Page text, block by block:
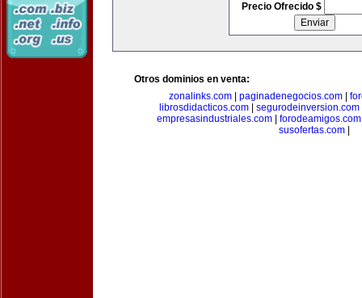
Precio Ofrecido $
Otros dominios en venta:
zonalinks.com| paginadenegocios.com|
librosdidacticos.com| segurodeinversion.com
empresasindustriales.com| forodeamigos.com
susofertas.com